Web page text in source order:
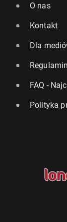
O nas
Kontakt
Dla
Regulamin
FAQ -
Polityka